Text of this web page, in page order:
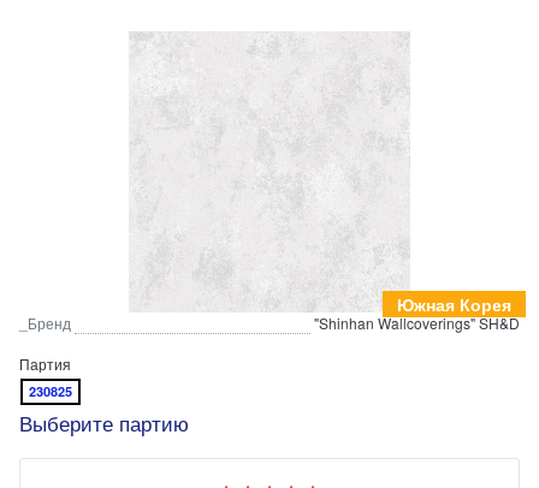
Южная Корея
_Бренд
"Shinhan Wallcoverings" SH&D
Партия
230825
Выберите партию